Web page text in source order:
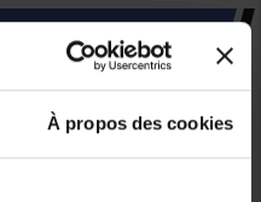
À propos des cookies
AUSSI